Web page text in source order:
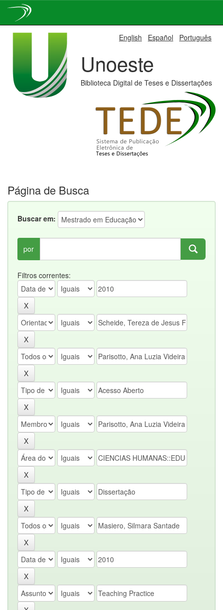
English Español Português
Unoeste
Biblioteca Digital de Teses e Dissertações
Página de Busca
Buscar em:
por
Filtros correntes: